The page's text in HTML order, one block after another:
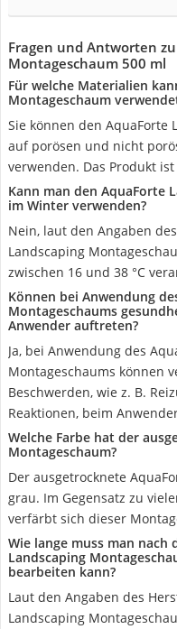
Fragen und Antworten
Montageschaum 500 ml
Für welche Materialien
Montageschaum
Sie können den AquaForte
auf porösen und nicht
verwenden. Das Produkt
Kann man den AquaForte
im Winter verwenden?
Nein, laut den Angaben
Landscaping
zwischen 16 und 38 °C
Können bei Anwendung
Montageschaums
Anwender auftreten?
Ja, bei Anwendung des
Montageschaums können
Beschwerden, wie z. B.
Reaktionen, beim
Welche Farbe hat der
Montageschaum?
Der ausgetrocknete
grau. Im Gegensatz zu
verfärbt sich dieser
Wie lange muss man nach
Landscaping
bearbeiten kann?
Laut den Angaben des
Landscaping